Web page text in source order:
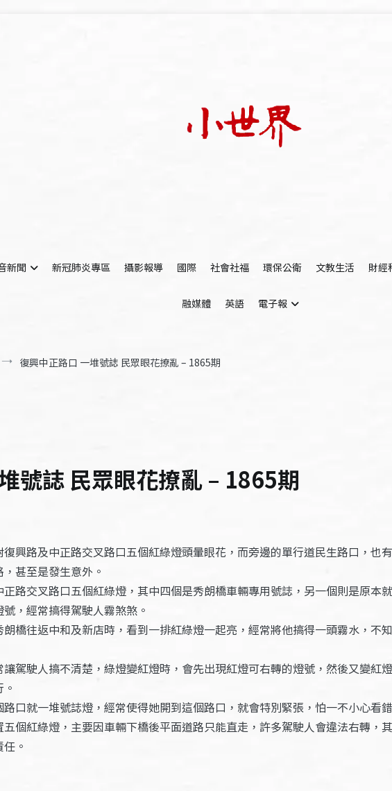
新聞 新冠肺炎專區 攝影報導 國際 社會社福 環保公衛 文教生活 財經
融媒體 英語 電子報
復興中正路口 一堆號誌 民眾眼花撩亂 – 1865期
號誌 民眾眼花撩亂 – 1865期
興路及中正路交叉路口五個紅綠燈頭暈眼花，而旁邊的單行道民生路口，也
甚至是發生意外。
路交叉路口五個紅綠燈，其中四個是秀朗橋車輛專用號誌，另一個則是原本
，經常搞得駕駛人霧煞煞。
橋往返中和及新店時，看到一排紅綠燈一起亮，經常將他搞得一頭霧水，不
駕駛人搞不清楚，綠燈變紅燈時，會先出現紅燈可右轉的燈號，然後又變紅
口就一堆號誌燈，經常使得她開到這個路口，就會特別緊張，怕一不小心看
個紅綠燈，主要因車輛下橋後平面道路只能直走，許多駕駛人會違法右轉，
。